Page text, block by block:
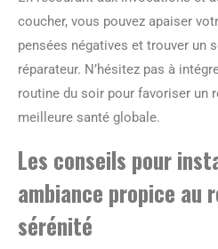
coucher, vous pouvez apaiser
pensées négatives et trouver un
réparateur. N’hésitez pas à
routine du soir pour favoriser un
meilleure santé globale.
Les conseils pour
ambiance propice au
sérénité